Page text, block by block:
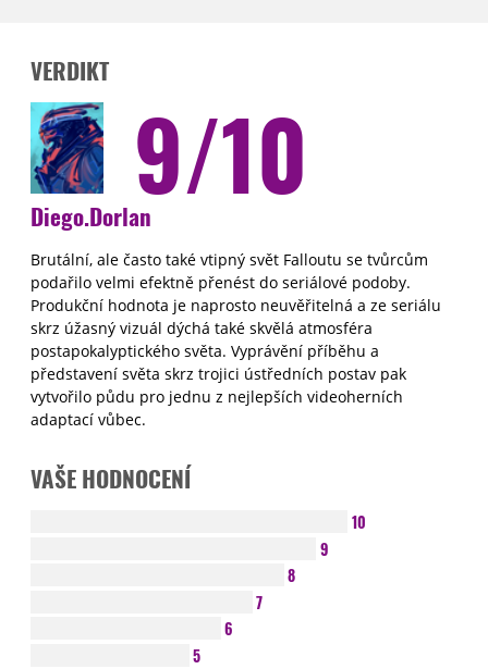
VERDIKT
9/10
Diego.Dorlan
Brutální, ale často také vtipný svět Falloutu se tvůrcům
podařilo velmi efektně přenést do seriálové podoby.
Produkční hodnota je naprosto neuvěřitelná a ze seriálu
skrz úžasný vizuál dýchá také skvělá atmosféra
postapokalyptického světa. Vyprávění příběhu a
představení světa skrz trojici ústředních postav pak
vytvořilo půdu pro jednu z nejlepších videoherních
adaptací vůbec.
VAŠE HODNOCENÍ
10
9
8
7
6
5